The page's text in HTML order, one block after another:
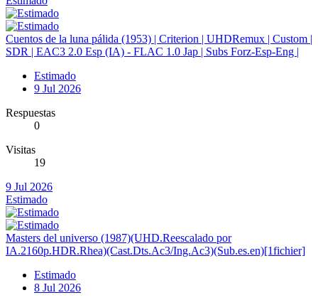
Cuentos de la luna pálida (1953) | Criterion | UHDRemux | Custom |
SDR | EAC3 2.0 Esp (IA) - FLAC 1.0 Jap | Subs Forz-Esp-Eng |
Estimado
9 Jul 2026
Respuestas
0
Visitas
19
9 Jul 2026
Estimado
Masters del universo (1987)(UHD.Reescalado por
IA.2160p.HDR.Rhea)(Cast.Dts.Ac3/Ing.Ac3)(Sub.es.en)[1fichier]
Estimado
8 Jul 2026